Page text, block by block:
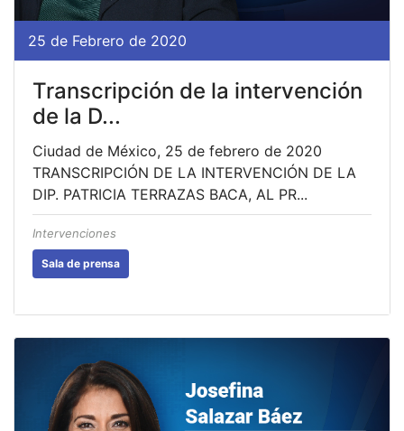
25 de Febrero de 2020
Transcripción de la intervención
de la D...
Ciudad de México, 25 de febrero de 2020
TRANSCRIPCIÓN DE LA INTERVENCIÓN DE LA
DIP. PATRICIA TERRAZAS BACA, AL PR...
Intervenciones
Sala de prensa